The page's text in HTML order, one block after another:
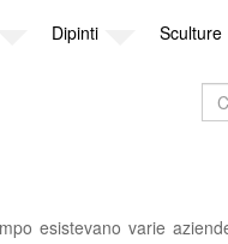
Dipinti Sculture
esistevano varie